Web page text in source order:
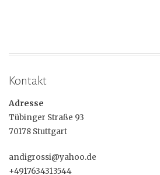
Kontakt
Adresse
Tübinger Straße 93
70178 Stuttgart
andigrossi@yahoo.de
+4917634313544